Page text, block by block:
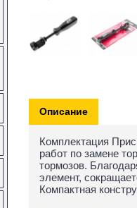
Описание
Комплектация
работ по замене
тормозов.
элемент,
Компактная